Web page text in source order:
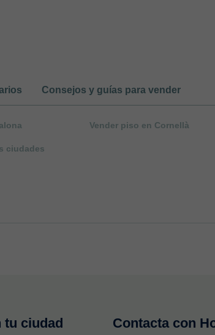
Consejos y guías para vender
Vender piso en Cornellà
ciudades
tu ciudad Contacta con